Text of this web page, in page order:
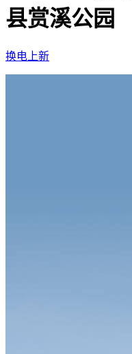
县赏溪公园
换电上新